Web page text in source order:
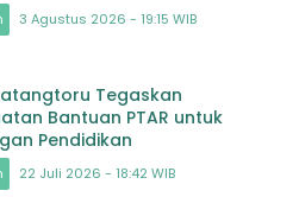
3 Agustus 2026 - 19:15 WIB
Tegaskan
Bantuan PTAR untuk
Pendidikan
22 Juli 2026 - 18:42 WIB